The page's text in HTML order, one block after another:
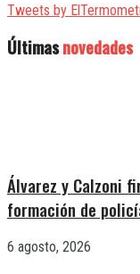
Tweets by
Últimasnovedades
Álvarez y Calzoni
formación de
6 agosto, 2026